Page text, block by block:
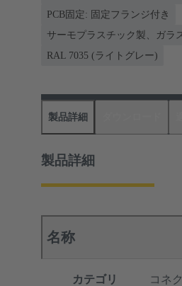
PCB固定: 固定フランジ付き
サーモプラスチック製、ガラ
RAL 7035 (ライトグレー)
製品詳細
製品詳細
名称
カテゴリ
コネ